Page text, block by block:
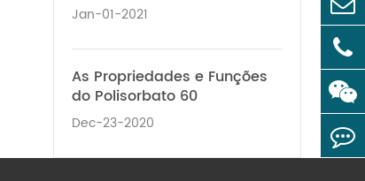
Jan-01-2021
As Propriedades e Funções
do Polisorbato 60
Dec-23-2020